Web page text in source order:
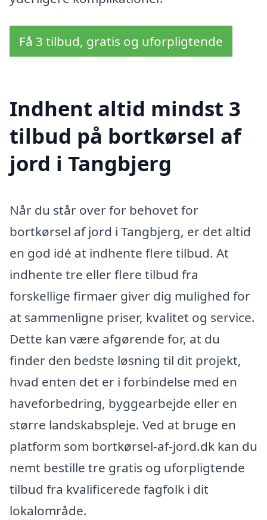
Få 3 tilbud, gratis og uforpligtende
Indhent altid mindst 3
tilbud på bortkørsel af
jord i Tangbjerg
Når du står over for behovet for
bortkørsel af jord i Tangbjerg, er det altid
en god idé at indhente flere tilbud. At
indhente tre eller flere tilbud fra
forskellige firmaer giver dig mulighed for
at sammenligne priser, kvalitet og service.
Dette kan være afgørende for, at du
finder den bedste løsning til dit projekt,
hvad enten det er i forbindelse med en
haveforbedring, byggearbejde eller en
større landskabspleje. Ved at bruge en
platform som bortkørsel-af-jord.dk kan du
nemt bestille tre gratis og uforpligtende
tilbud fra kvalificerede fagfolk i dit
lokalområde.